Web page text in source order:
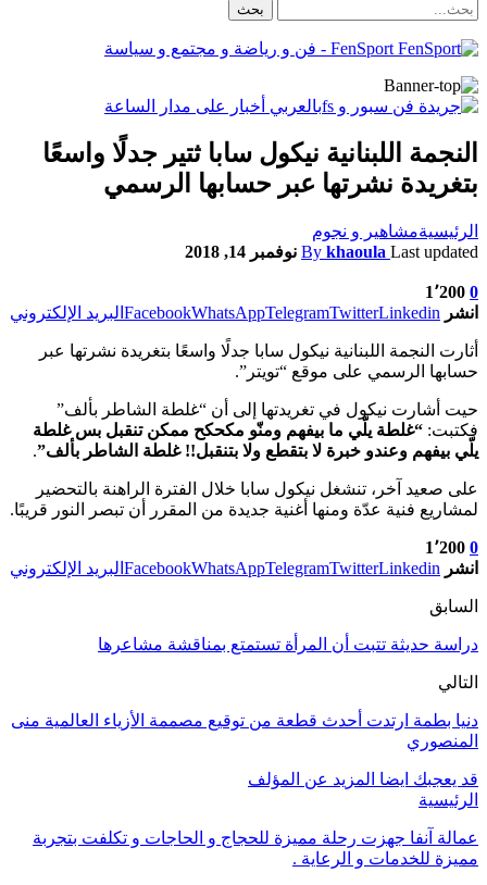
FenSport - فن و رياضة و مجتمع و سياسة
النجمة اللبنانية نيكول سابا ثتير جدلًا واسعًا
بتغريدة نشرتها عبر حسابها الرسمي
الرئيسيةمشاهير و نجوم
By khaoula Last updated نوفمبر 14, 2018
0 1٬200
انشر
FacebookWhatsAppTelegramTwitterLinkedin البريد الإلكتروني
أثارت النجمة اللبنانية نيكول سابا جدلًا واسعًا بتغريدة نشرتها عبر
حسابها الرسمي على موقع “تويتر”.
حيت أشارت نيكول في تغريدتها إلى أن “غلطة الشاطر بألف”
فكتبت: “غلطة يلّي ما بيفهم ومنّو مكحكح ممكن تنقبل بس غلطة
يلّي بيفهم وعندو خبرة لا بتقطع ولا بتنقبل!! غلطة الشاطر بألف”.
على صعيد آخر، تنشغل نيكول سابا خلال الفترة الراهنة بالتحضير
لمشاريع فنية عدّة ومنها أغنية جديدة من المقرر أن تبصر النور قريبًا.
0 1٬200
انشر
FacebookWhatsAppTelegramTwitterLinkedin البريد الإلكتروني
السابق
دراسة حديثة تتبت أن المرأة تستمتع بمناقشة مشاعرها
التالي
دنيا بطمة ارتدت أحدث قطعة من توقيع مصممة الأزياء العالمية منى
المنصوري
قد يعجبك ايضا المزيد عن المؤلف
الرئيسية
عمالة آنفا جهزت رحلة مميزة للحجاج و الحاجات و تكلفت بتجربة
مميزة للخدمات و الرعاية .